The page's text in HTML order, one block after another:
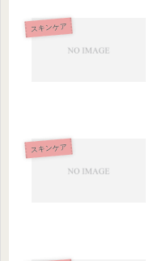
スキンケア
スキンケア